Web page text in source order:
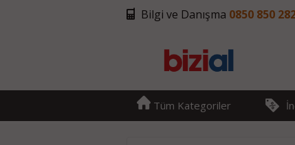
Bilgi ve Danışma 0850 850
Tüm Kategoriler